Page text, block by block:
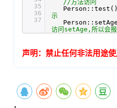
35
36
37
//方法访问
示
访问setAge,所以会
声明：禁止任何非法用途